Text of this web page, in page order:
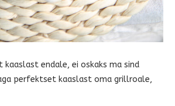
endale, ei oskaks ma sind
perfektset kaaslast oma grillroale,